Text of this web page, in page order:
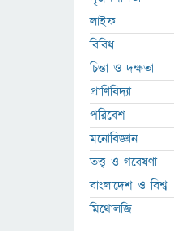
লাইফ
বিবিধ
চিন্তা ও দক্ষতা
প্রাণিবিদ্যা
পরিবেশ
মনোবিজ্ঞান
তত্ত্ব ও গবেষণা
বাংলাদেশ ও বিশ্ব
মিথোলজি